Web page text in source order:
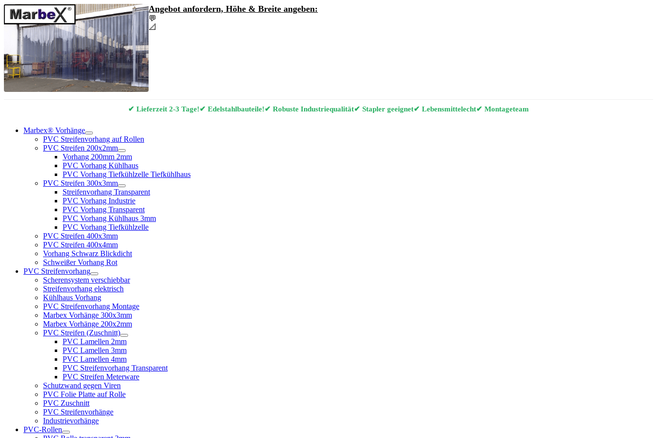
Angebot anfordern, Höhe & Breite angeben:
💬
📐
✔ Lieferzeit 2-3 Tage!✔ Edelstahlbauteile!✔ Robuste Industriequalität✔ Stapler geeignet✔ Lebensmittelecht✔ Montageteam
Marbex® Vorhänge
PVC Streifenvorhang auf Rollen
PVC Streifen 200x2mm
Vorhang 200mm 2mm
PVC Vorhang Kühlhaus
PVC Vorhang Tiefkühlzelle Tiefkühlhaus
PVC Streifen 300x3mm
Streifenvorhang Transparent
PVC Vorhang Industrie
PVC Vorhang Transparent
PVC Vorhang Kühlhaus 3mm
PVC Vorhang Tiefkühlzelle
PVC Streifen 400x3mm
PVC Streifen 400x4mm
Vorhang Schwarz Blickdicht
Schweißer Vorhang Rot
PVC Streifenvorhang
Scherensystem verschiebbar
Streifenvorhang elektrisch
Kühlhaus Vorhang
PVC Streifenvorhang Montage
Marbex Vorhänge 300x3mm
Marbex Vorhänge 200x2mm
PVC Streifen (Zuschnitt)
PVC Lamellen 2mm
PVC Lamellen 3mm
PVC Lamellen 4mm
PVC Streifenvorhang Transparent
PVC Streifen Meterware
Schutzwand gegen Viren
PVC Folie Platte auf Rolle
PVC Zuschnitt
PVC Streifenvorhänge
Industrievorhänge
PVC-Rollen